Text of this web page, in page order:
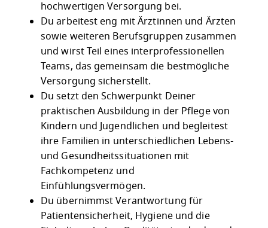
hochwertigen Versorgung bei.
Du arbeitest eng mit Ärztinnen und Ärzten
sowie weiteren Berufsgruppen zusammen
und wirst Teil eines interprofessionellen
Teams, das gemeinsam die bestmögliche
Versorgung sicherstellt.
Du setzt den Schwerpunkt Deiner
praktischen Ausbildung in der Pflege von
Kindern und Jugendlichen und begleitest
ihre Familien in unterschiedlichen Lebens-
und Gesundheitssituationen mit
Fachkompetenz und
Einfühlungsvermögen.
Du übernimmst Verantwortung für
Patientensicherheit, Hygiene und die